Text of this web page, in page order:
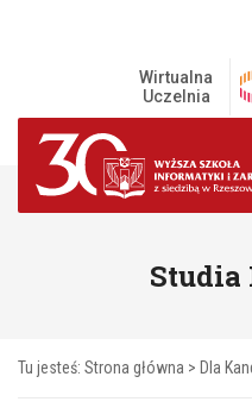
Wirtualna
Uczelnia
Studia
Tu jesteś: Strona główna > Dla